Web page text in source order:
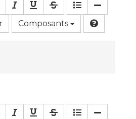
Composants